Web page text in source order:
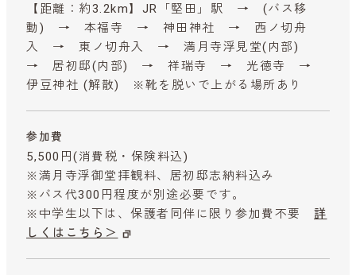
【距離：約3.2km】JR「堅田」駅 → (バス移
動) → 本福寺 → 神田神社 → 西ノ切舟
入 → 東ノ切舟入 → 満月寺浮見堂(内部)
→ 居初邸(内部) → 祥瑞寺 → 光徳寺 →
伊豆神社 (解散) ※靴を脱いで上がる場所あり
参加費
5,500円 (消費税・保険料込)
※満月寺浮御堂拝観料、居初邸志納料込み
※バス代300円程度が別途必要です。
※中学生以下は、保護者同伴に限り参加費不要 詳
しくはこちら＞